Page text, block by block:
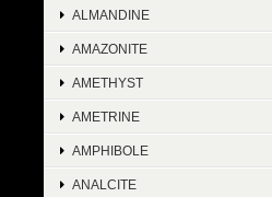
ALMANDINE
AMAZONITE
AMETHYST
AMETRINE
AMPHIBOLE
ANALCITE